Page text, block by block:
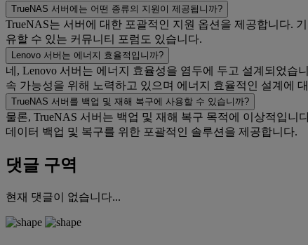
TrueNAS 서버에는 어떤 종류의 지원이 제공됩니까?
TrueNAS는 서버에 대한 포괄적인 지원 옵션을 제공합니다.
유할 수 있는 커뮤니티 포럼도 있습니다.
Lenovo 서버는 에너지 효율적입니까?
네, Lenovo 서버는 에너지 효율성을 염두에 두고 설계되었습
속 가능성을 위해 노력하고 있으며 에너지 효율적인 설계에
TrueNAS 서버를 백업 및 재해 복구에 사용할 수 있습니까?
물론, TrueNAS 서버는 백업 및 재해 복구 목적에 이상적입
데이터 백업 및 복구를 위한 포괄적인 솔루션을 제공합니다.
댓글 구역
현재 댓글이 없습니다...